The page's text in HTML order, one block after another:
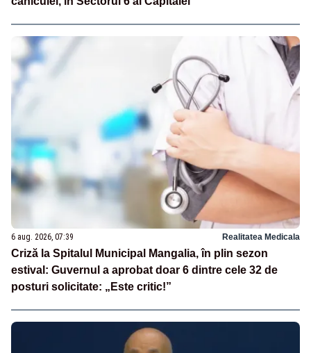
6 aug. 2026, 07:39 Realitatea Medicala
Criză la Spitalul Municipal Mangalia, în plin sezon
estival: Guvernul a aprobat doar 6 dintre cele 32 de
posturi solicitate: „Este critic!”